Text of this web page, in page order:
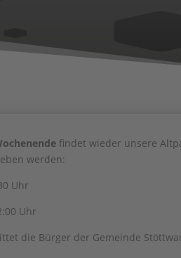
findet wieder unsere
werden:
Uhr
Uhr
die Bürger der Gemeinde